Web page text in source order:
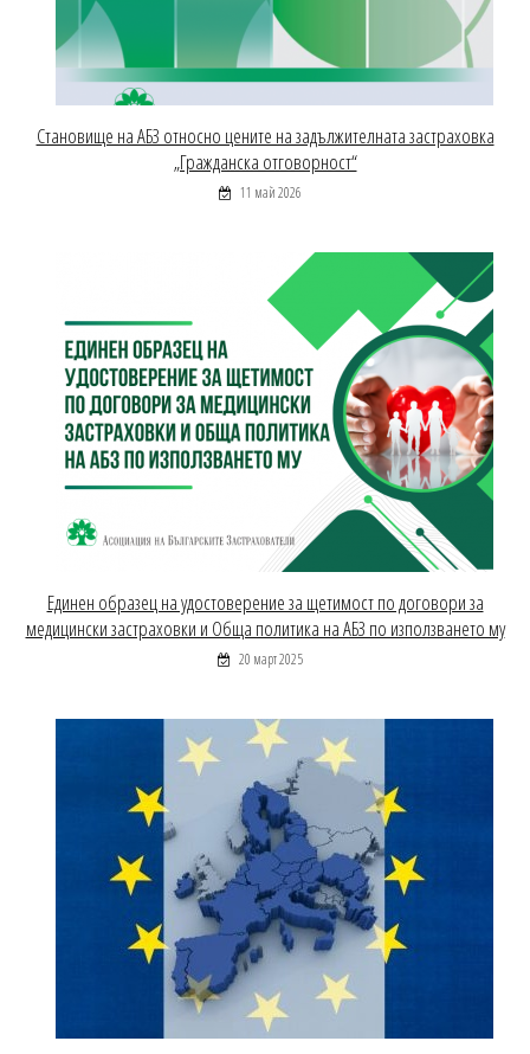
Становище на АБЗ относно цените на задължителната застраховка
„Гражданска отговорност“
11 май 2026
Единен образец на удостоверение за щетимост по договори за
медицински застраховки и Обща политика на АБЗ по използването му
20 март 2025